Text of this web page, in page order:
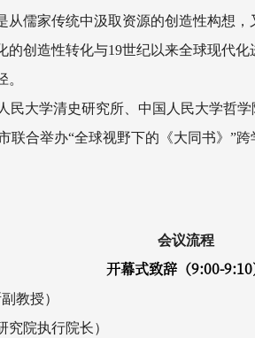
从儒家传统中汲取资源的创造性构想
的创造性转化与19世纪以来全球现代
民大学清史研究所、中国人民大学哲
联合举办“全球视野下的《大同书》”
会议流程
开幕式致辞（9:00-9:10
教授）
究院执行院长）